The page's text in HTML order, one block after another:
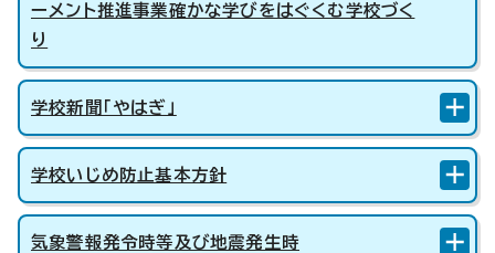
ーメント推進事業確かな学びをはぐくむ学校づく
り
学校新聞「やはぎ」
学校いじめ防止基本方針
気象警報発令時等及び地震発生時